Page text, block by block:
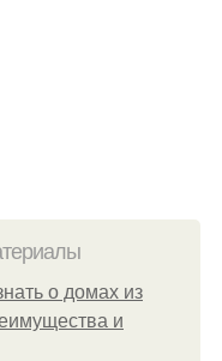
о домах из
и